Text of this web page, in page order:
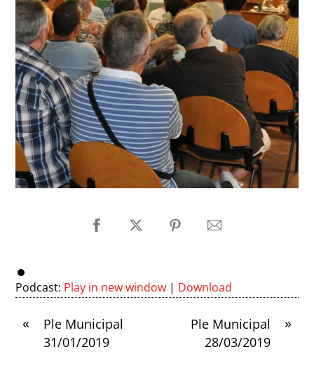
Podcast: Play in new window | Download
«
Ple Municipal
31/01/2019
»
Ple Municipal
28/03/2019